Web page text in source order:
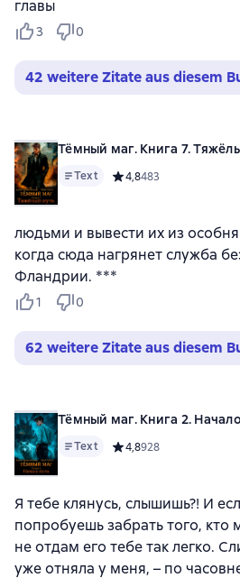
главы
3 0
42 weitere Zitate aus diesem
Тёмный маг. Книга 7.
Text Средний рейтинг 4,8 на
4,8483
людьми и вывести их из
когда сюда нагрянет служба
Фландрии. ***
1 0
62 weitere Zitate aus diesem
Тёмный маг. Книга 2.
Text Средний рейтинг 4,8 на
4,8928
Я тебе клянусь, слышишь?! И
попробуешь забрать того, кто
не отдам его тебе так легко.
уже отняла у меня, – по